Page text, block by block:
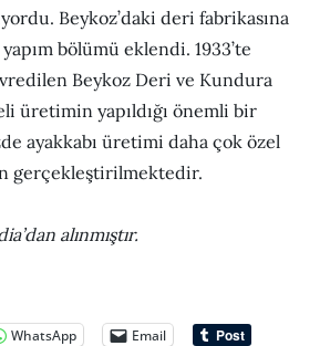
Beykoz’daki deri fabrikasına
yapım bölümü eklendi. 1933’te
Beykoz Deri ve Kundura
üretimin yapıldığı önemli bir
ayakkabı üretimi daha çok özel
gerçekleştirilmektedir.
alınmıştır.
WhatsApp Email